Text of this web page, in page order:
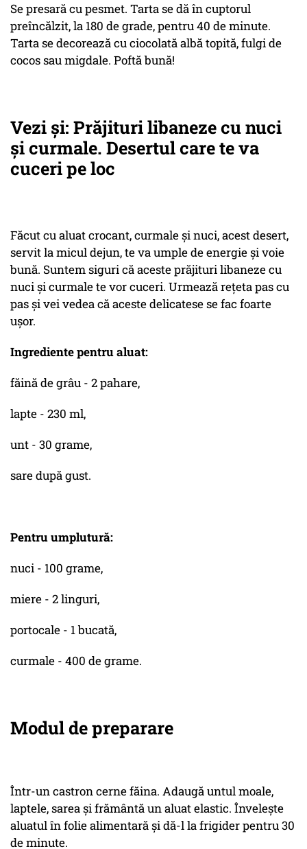
Se presară cu pesmet. Tarta se dă în cuptorul
preîncălzit, la 180 de grade, pentru 40 de minute.
Tarta se decorează cu ciocolată albă topită, fulgi de
cocos sau migdale. Poftă bună!
Vezi și: Prăjituri libaneze cu nuci
și curmale. Desertul care te va
cuceri pe loc
Făcut cu aluat crocant, curmale și nuci, acest desert,
servit la micul dejun, te va umple de energie și voie
bună. Suntem siguri că aceste prăjituri libaneze cu
nuci și curmale te vor cuceri. Urmează rețeta pas cu
pas și vei vedea că aceste delicatese se fac foarte
ușor.
Ingrediente pentru aluat:
făină de grâu - 2 pahare,
lapte - 230 ml,
unt - 30 grame,
sare după gust.
Pentru umplutură:
nuci - 100 grame,
miere - 2 linguri,
portocale - 1 bucată,
curmale - 400 de grame.
Modul de preparare
Într-un castron cerne făina. Adaugă untul moale,
laptele, sarea și frământă un aluat elastic. Învelește
aluatul în folie alimentară și dă-l la frigider pentru 30
de minute.